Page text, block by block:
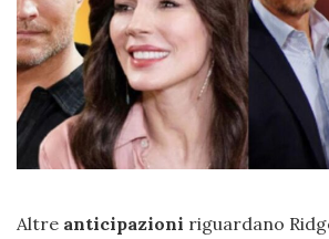
Altre anticipazioni riguardano